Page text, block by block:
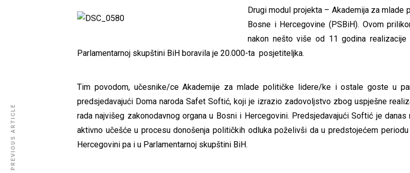
Drugi modul projekta – Akademija za
Bosne i Hercegovine (PSBiH). Ovom
nakon nešto više od 11 godina realizacije
Parlamentarnoj skupštini BiH boravila je 20.000-ta posjetiteljka.
Tim povodom, učesnike/ce Akademije za mlade političke lidere/ke i ostale goste u
predsjedavajući Doma naroda Safet Softić, koji je izrazio zadovoljstvo zbog uspješne
rada najvišeg zakonodavnog organa u Bosni i Hercegovini. Predsjedavajući Softić je
aktivno učešće u procesu donošenja političkih odluka poželivši da u predstojećem
Hercegovini pa i u Parlamentarnoj skupštini BiH.
PREVIOUS ARTICLE